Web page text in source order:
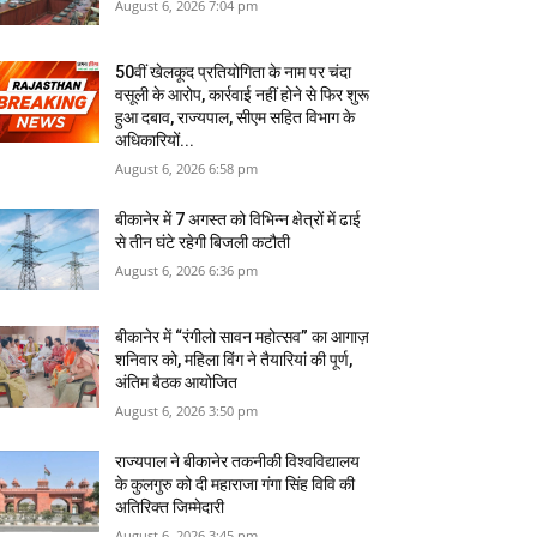
August 6, 2026 7:04 pm
50वीं खेलकूद प्रतियोगिता के नाम पर चंदा
वसूली के आरोप, कार्रवाई नहीं होने से फिर शुरू
हुआ दबाव, राज्यपाल, सीएम सहित विभाग के
अधिकारियों...
August 6, 2026 6:58 pm
बीकानेर में 7 अगस्‍त को विभिन्‍न क्षेत्रों में ढाई
से तीन घंटे रहेगी बिजली कटौती
August 6, 2026 6:36 pm
बीकानेर में “रंगीलो सावन महोत्सव” का आगाज़
शनिवार को, महिला विंग ने तैयारियां की पूर्ण,
अंतिम बैठक आयोजित
August 6, 2026 3:50 pm
राज्यपाल ने बीकानेर तकनीकी विश्वविद्यालय
के कुलगुरु को दी महाराजा गंगा सिंह विवि की
अतिरिक्त जिम्मेदारी